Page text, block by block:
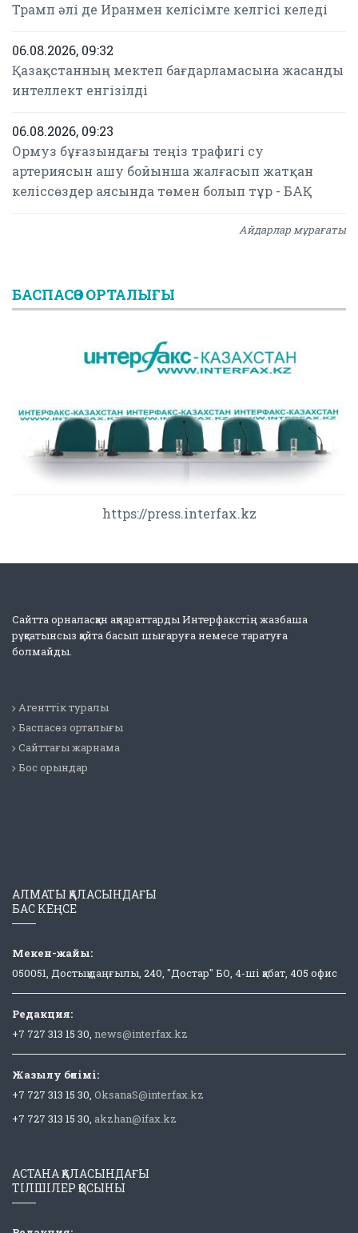
Трамп әлі де Иранмен келісімге келгісі келеді
06.08.2026, 09:32
Қазақстанның мектеп бағдарламасына жасанды
интеллект енгізілді
06.08.2026, 09:23
Ормуз бұғазындағы теңіз трафигі су
артериясын ашу бойынша жалғасып жатқан
келіссөздер аясында төмен болып тұр - БАҚ
Айдарлар мұрағаты
БАСПАСӨЗ ОРТАЛЫҒЫ
https://press.interfax.kz
Сайтта орналасқан ақпараттарды Интерфакстің жазбаша
рұқсатынсыз қайта басып шығаруға немесе таратуға
болмайды.
Агенттік туралы
Баспасөз орталығы
Сайттағы жарнама
Бос орындар
АЛМАТЫ ҚАЛАСЫНДАҒЫ
БАС КЕҢСЕ
Мекен-жайы:
050051, Достық даңғылы, 240, "Достар" БО, 4-ші қабат, 405 офис
Редакция:
+7 727 313 15 30, news@interfax.kz
Жазылу бөлімі:
+7 727 313 15 30, OksanaS@interfax.kz
+7 727 313 15 30, akzhan@ifax.kz
АСТАНА ҚАЛАСЫНДАҒЫ
ТІЛШІЛЕР ҚОСЫНЫ